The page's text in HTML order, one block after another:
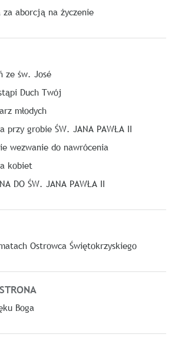
za aborcją na życzenie
ze św. José
Duch Twój
młodych
przy grobie ŚW. JANA PAWŁA II
wezwanie do nawrócenia
kobiet
DO ŚW. JANA PAWŁA II
Ostrowca Świętokrzyskiego
Boga